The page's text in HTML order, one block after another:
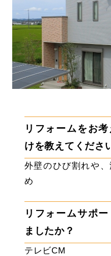
リフォームをお
けを教えてくださ
外壁のひび割れや
め
リフォームサポ
ましたか？
テレビCM